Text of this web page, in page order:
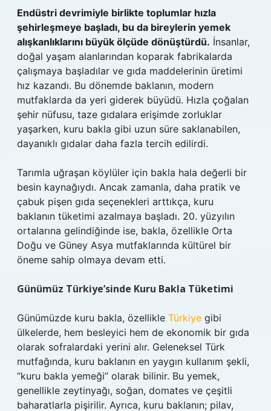
Endüstri devrimiyle birlikte toplumlar hızla
şehirleşmeye başladı, bu da bireylerin yemek
alışkanlıklarını büyük ölçüde dönüştürdü. İnsanlar,
doğal yaşam alanlarından koparak fabrikalarda
çalışmaya başladılar ve gıda maddelerinin üretimi
hız kazandı. Bu dönemde baklanın, modern
mutfaklarda da yeri giderek büyüdü. Hızla çoğalan
şehir nüfusu, taze gıdalara erişimde zorluklar
yaşarken, kuru bakla gibi uzun süre saklanabilen,
dayanıklı gıdalar daha fazla tercih edilirdi.
Tarımla uğraşan köylüler için bakla hala değerli bir
besin kaynağıydı. Ancak zamanla, daha pratik ve
çabuk pişen gıda seçenekleri arttıkça, kuru
baklanın tüketimi azalmaya başladı. 20. yüzyılın
ortalarına gelindiğinde ise, bakla, özellikle Orta
Doğu ve Güney Asya mutfaklarında kültürel bir
öneme sahip olmaya devam etti.
Günümüz Türkiye’sinde Kuru Bakla Tüketimi
Günümüzde kuru bakla, özellikle Türkiye gibi
ülkelerde, hem besleyici hem de ekonomik bir gıda
olarak sofralardaki yerini alır. Geleneksel Türk
mutfağında, kuru baklanın en yaygın kullanım şekli,
“kuru bakla yemeği” olarak bilinir. Bu yemek,
genellikle zeytinyağı, soğan, domates ve çeşitli
baharatlarla pişirilir. Ayrıca, kuru baklanın; pilav,